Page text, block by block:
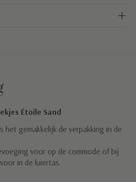
Étoile Sand
het gemakkelijk de verpakking in de
voor op de commode of bij
in de luiertas.